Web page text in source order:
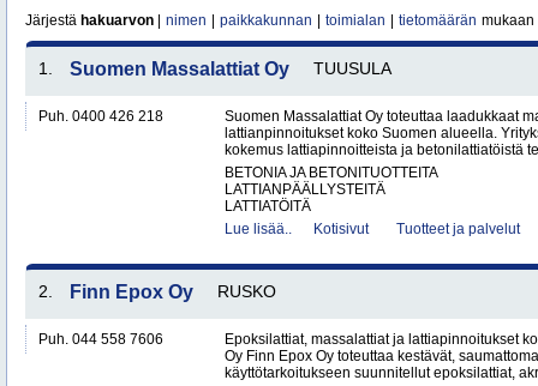
Järjestä hakuarvon nimen paikkakunnan toimialan tietomäärän mukaan
1. Suomen Massalattiat Oy TUUSULA
Puh. 0400 426 218
Suomen Massalattiat Oy toteuttaa laadukkaat
lattianpinnoitukset koko Suomen alueella.
kokemus lattiapinnoitteista ja betonilattiatöistä
BETONIA JA BETONITUOTTEITA
LATTIANPÄÄLLYSTEITÄ
LATTIATÖITÄ
Lue lisää..
Kotisivut Tuotteet ja palvelut
2. Finn Epox Oy RUSKO
Puh. 044 558 7606
Epoksilattiat, massalattiat ja lattiapinnoitukset
Oy Finn Epox Oy toteuttaa kestävät,
käyttötarkoitukseen suunnitellut epoksilattiat,